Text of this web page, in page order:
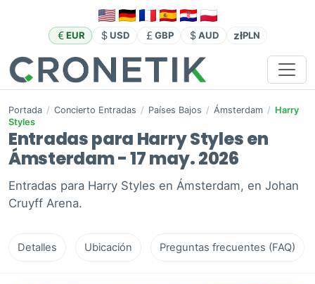
EUR USD GBP AUD złPLN
Portada / Concierto Entradas / Países Bajos / Ámsterdam / Harry
Styles
Entradas para Harry Styles en
Ámsterdam - 17 may. 2026
Entradas para Harry Styles en Ámsterdam, en Johan
Cruyff Arena.
Detalles Ubicación Preguntas frecuentes (FAQ)